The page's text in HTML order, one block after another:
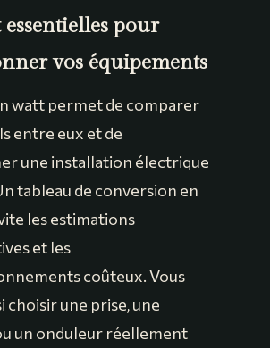
pour
vos équipements
watt permet de comparer
entre eux et de
une installation électrique
tableau de conversion en
les estimations
et les
coûteux. Vous
choisir une prise, une
un onduleur réellement